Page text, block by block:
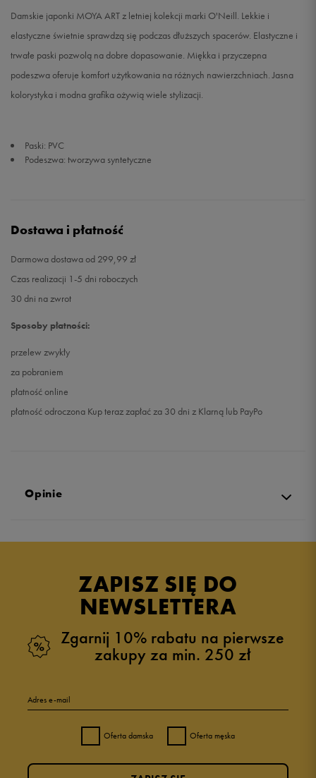
41 27,4 cm Powiadom o dostępności
26,5 cm Powiadom o dostępności
Damskie japonki MOYA ART z letniej kolekcji marki O'Neill. Lekkie i
elastyczne świetnie sprawdzą się podczas dłuższych spacerów. Elastyczne i
trwałe paski pozwolą na dobre dopasowanie. Miękka i przyczepna
podeszwa oferuje komfort użytkowania na różnych nawierzchniach. Jasna
kolorystyka i modna grafika ożywią wiele stylizacji.
Paski: PVC
Podeszwa: tworzywa syntetyczne
Dostawa i płatność
Darmowa dostawa od 299,99 zł
Czas realizacji 1-5 dni roboczych
30 dni na zwrot
Sposoby płatności:
przelew zwykły
za pobraniem
płatność online
płatność odroczona Kup teraz zapłać za 30 dni z Klarną lub PayPo
Opinie
ZAPISZ SIĘ DO
NEWSLETTERA
Zgarnij 10% rabatu na pierwsze
zakupy za min. 250 zł
Adres e-mail
Oferta damska Oferta męska